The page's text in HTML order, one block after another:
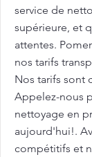
service de
supérieure, et
attentes.
nos tarifs
Nos tarifs sont
Appelez-nous
nettoyage en
aujourd'hui!.
compétitifs et